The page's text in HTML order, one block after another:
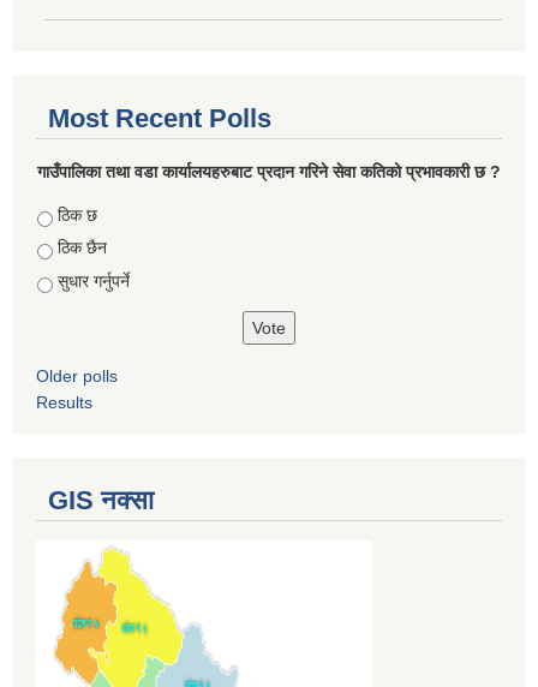
Most Recent Polls
गाउँपालिका तथा वडा कार्यालयहरुबाट प्रदान गरिने सेवा कतिको प्रभावकारी छ ?
Choices
ठिक छ
ठिक छैन
सुधार गर्नुपर्ने
Older polls
Results
GIS नक्सा